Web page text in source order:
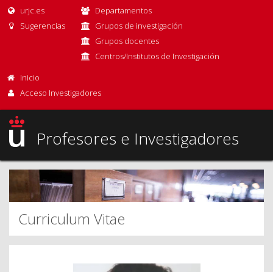
urjc.es
Sugerencias
Departamentos
Grupos de investigación
Grupos docentes
Centros/Institutos de Investigación
Inicio
Acceso Investigadores
Profesores e Investigadores
Curriculum Vitae